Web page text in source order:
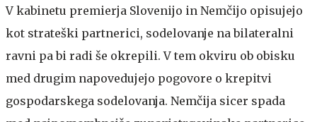
V kabinetu premierja Slovenijo in Nemčijo opisujejo
kot strateški partnerici, sodelovanje na bilateralni
ravni pa bi radi še okrepili. V tem okviru ob obisku
med drugim napovedujejo pogovore o krepitvi
gospodarskega sodelovanja. Nemčija sicer spada